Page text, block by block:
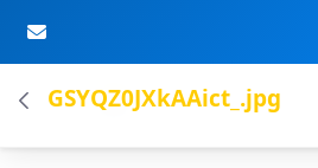
GSYQZ0JXkAAict_.jpg